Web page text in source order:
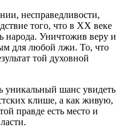
несправедливости,
того, что в XX веке
народа. Уничтожив веру и
для любой лжи. То, что
той духовной
уникальный шанс увидеть
клише, а как живую,
правде есть место и